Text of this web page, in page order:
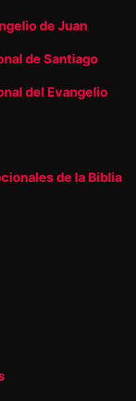
de Juan
de Santiago
del Evangelio
de la Biblia